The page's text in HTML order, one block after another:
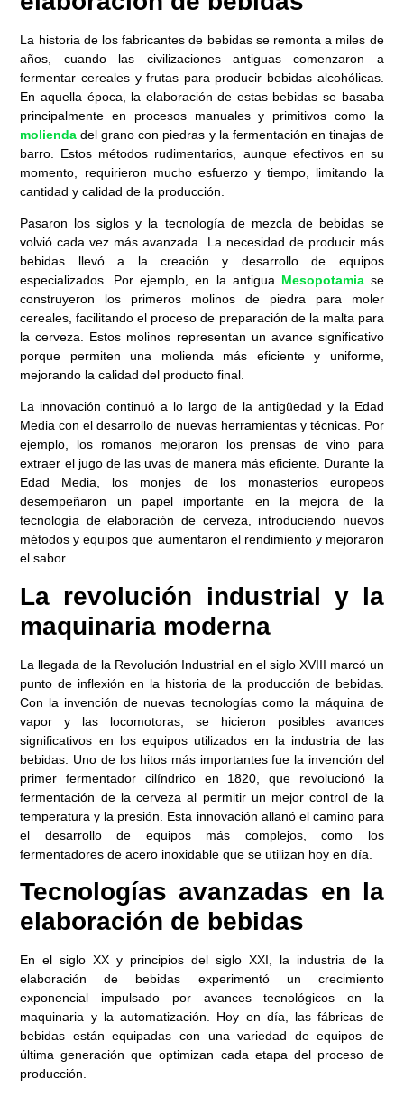
La historia de los fabricantes de bebidas se remonta a miles de
años, cuando las civilizaciones antiguas comenzaron a
fermentar cereales y frutas para producir bebidas alcohólicas.
En aquella época, la elaboración de estas bebidas se basaba
principalmente en procesos manuales y primitivos como la
molienda del grano con piedras y la fermentación en tinajas de
barro. Estos métodos rudimentarios, aunque efectivos en su
momento, requirieron mucho esfuerzo y tiempo, limitando la
cantidad y calidad de la producción.
Pasaron los siglos y la tecnología de mezcla de bebidas se
volvió cada vez más avanzada. La necesidad de producir más
bebidas llevó a la creación y desarrollo de equipos
especializados. Por ejemplo, en la antigua Mesopotamiase
construyeron los primeros molinos de piedra para moler
cereales, facilitando el proceso de preparación de la malta para
la cerveza. Estos molinos representan un avance significativo
porque permiten una molienda más eficiente y uniforme,
mejorando la calidad del producto final.
La innovación continuó a lo largo de la antigüedad y la Edad
Media con el desarrollo de nuevas herramientas y técnicas. Por
ejemplo, los romanos mejoraron los prensas de vino para
extraer el jugo de las uvas de manera más eficiente. Durante la
Edad Media, los monjes de los monasterios europeos
desempeñaron un papel importante en la mejora de la
tecnología de elaboración de cerveza, introduciendo nuevos
métodos y equipos que aumentaron el rendimiento y mejoraron
el sabor.
La revolución industrial y la
maquinaria moderna
La llegada de la Revolución Industrial en el siglo XVIII marcó un
punto de inflexión en la historia de la producción de bebidas.
Con la invención de nuevas tecnologías como la máquina de
vapor y las locomotoras, se hicieron posibles avances
significativos en los equipos utilizados en la industria de las
bebidas. Uno de los hitos más importantes fue la invención del
primer fermentador cilíndrico en 1820, que revolucionó la
fermentación de la cerveza al permitir un mejor control de la
temperatura y la presión. Esta innovación allanó el camino para
el desarrollo de equipos más complejos, como los
fermentadores de acero inoxidable que se utilizan hoy en día.
Tecnologías avanzadas en la
elaboración de bebidas
En el siglo XX y principios del siglo XXI, la industria de la
elaboración de bebidas experimentó un crecimiento
exponencial impulsado por avances tecnológicos en la
maquinaria y la automatización. Hoy en día, las fábricas de
bebidas están equipadas con una variedad de equipos de
última generación que optimizan cada etapa del proceso de
producción.